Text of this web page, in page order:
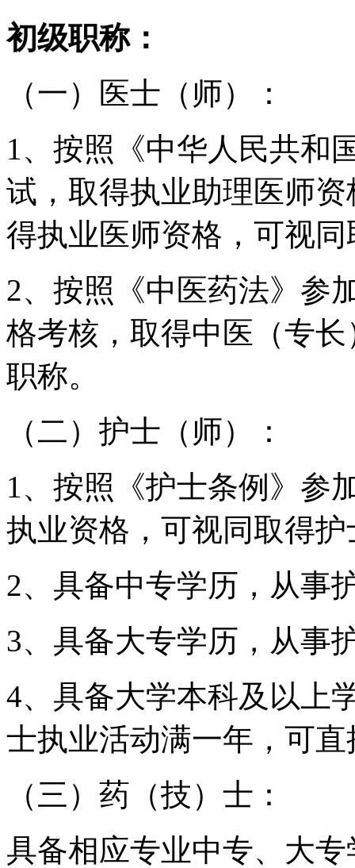
初级职称：
（一）医士（师）：
1、按照《中华人民共和
试，取得执业助理医师
得执业医师资格，可视
2、按照《中医药法》参
格考核，取得中医（专
职称。
（二）护士（师）：
1、按照《护士条例》参
执业资格，可视同取得
2、具备中专学历，从事
3、具备大专学历，从事
4、具备大学本科及以上
士执业活动满一年，可
（三）药（技）士：
具备相应专业中专、大